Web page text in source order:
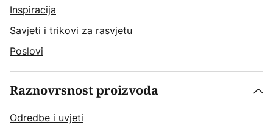
Inspiracija
Savjeti i trikovi za rasvjetu
Poslovi
Raznovrsnost proizvoda
Odredbe i uvjeti